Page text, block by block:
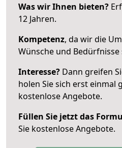
Was wir Ihnen bieten?
12 Jahren.
Kompetenz, da wir die
Wünsche und Bedürfnisse
Interesse? Dann greifen
holen Sie sich erst einmal
kostenlose Angebote.
Füllen Sie jetzt das
Sie kostenlose Angebote.